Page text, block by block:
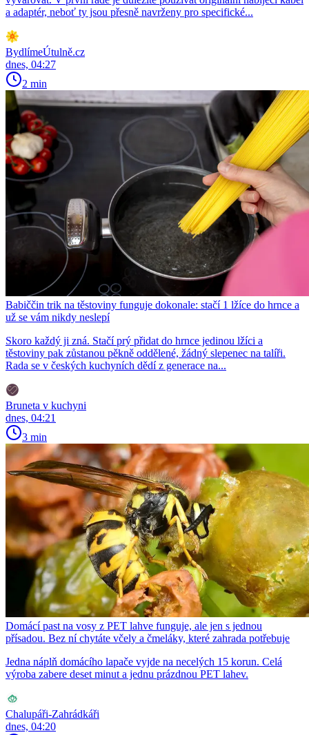
a adaptér, neboť ty jsou přesně navrženy pro specifické...
BydlímeÚtulně.cz
dnes, 04:27
2 min
Babiččin trik na těstoviny funguje dokonale: stačí 1 lžíce do hrnce a
už se vám nikdy neslepí
Skoro každý ji zná. Stačí prý přidat do hrnce jedinou lžíci a
těstoviny pak zůstanou pěkně oddělené, žádný slepenec na talíři.
Rada se v českých kuchyních dědí z generace na...
Bruneta v kuchyni
dnes, 04:21
3 min
Domácí past na vosy z PET lahve funguje, ale jen s jednou
přísadou. Bez ní chytáte včely a čmeláky, které zahrada potřebuje
Jedna náplň domácího lapače vyjde na necelých 15 korun. Celá
výroba zabere deset minut a jednu prázdnou PET lahev.
Chalupáři-Zahrádkáři
dnes, 04:20